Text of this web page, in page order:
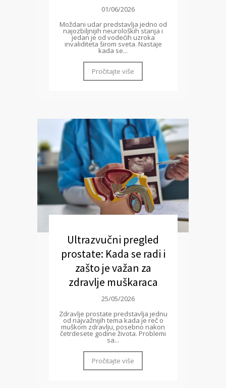
01/06/2026
Moždani udar predstavlja jedno od
najozbiljnijih neuroloških stanja i
jedan je od vodećih uzroka
invaliditeta širom sveta. Nastaje
kada se...
Pročitajte više
Ultrazvučni pregled
prostate: Kada se radi i
zašto je važan za
zdravlje muškaraca
25/05/2026
Zdravlje prostate predstavlja jednu
od najvažnijih tema kada je reč o
muškom zdravlju, posebno nakon
četrdesete godine života. Problemi
sa...
Pročitajte više